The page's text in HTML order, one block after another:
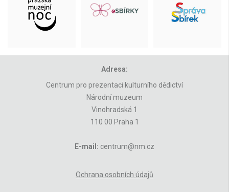
Adresa:
Centrum pro prezentaci kulturního dědictví
Národní muzeum
Vinohradská 1
110 00 Praha 1
E-mail: centrum@nm.cz
Ochrana osobních údajů